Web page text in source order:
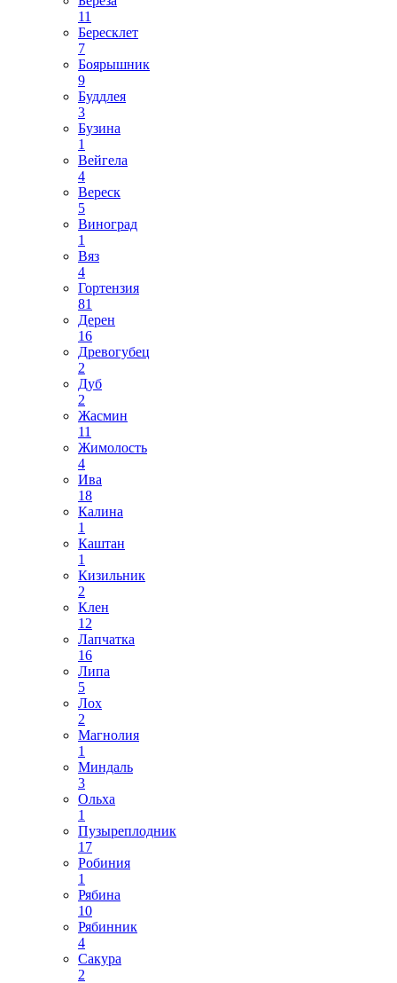
11
Бересклет
7
Боярышник
9
Буддлея
3
Бузина
1
Вейгела
4
Вереск
5
Виноград
1
Вяз
4
Гортензия
81
Дерен
16
Древогубец
2
Дуб
2
Жасмин
11
Жимолость
4
Ива
18
Калина
1
Каштан
1
Кизильник
2
Клен
12
Лапчатка
16
Липа
5
Лох
2
Магнолия
1
Миндаль
3
Ольха
1
Пузыреплодник
17
Робиния
1
Рябина
10
Рябинник
4
Сакура
2